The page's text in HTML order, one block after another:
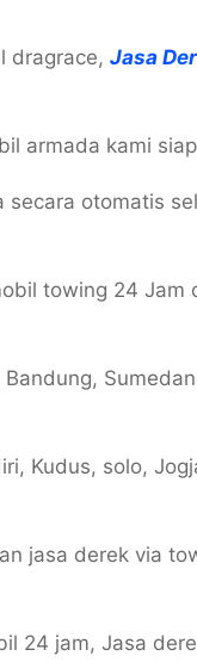
dragrace, Jasa
armada kami
otomatis
towing 24
Kudus, solo,
jasa derek via
24 jam, Jasa